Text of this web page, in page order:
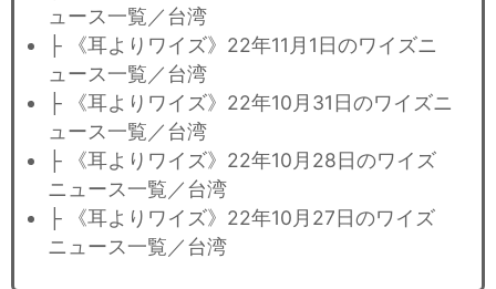
ュース一覧／台湾
├ 《耳よりワイズ》22年11月1日のワイズニ
ュース一覧／台湾
├ 《耳よりワイズ》22年10月31日のワイズニ
ュース一覧／台湾
├ 《耳よりワイズ》22年10月28日のワイズ
ニュース一覧／台湾
├ 《耳よりワイズ》22年10月27日のワイズ
ニュース一覧／台湾